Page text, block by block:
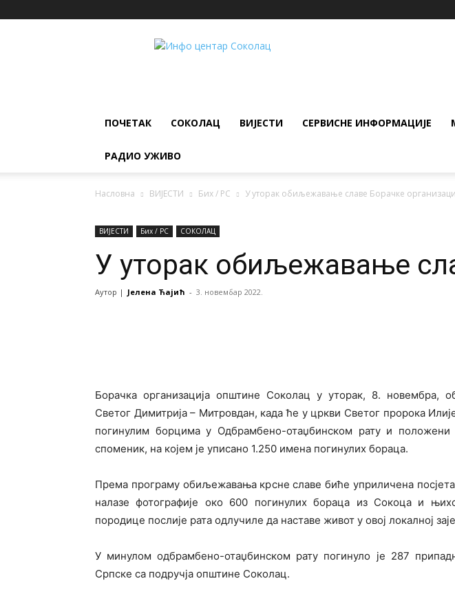
ИНФО
ПОЧЕТАК СОКОЛАЦ ВИЈЕСТИ СЕРВИСНЕ ИНФОРМАЦИЈЕ
РАДИО УЖИВО
Насловна ВИЈЕСТИ Бих / РС У уторак обиљежавање славе Борачке
ВИЈЕСТИ Бих / РС СОКОЛАЦ
У уторак обиљежавање
Аутор | Јелена Ћајић - 3. новембар 2022.
Борачка организација општине Соколац у уторак, 8. новембра,
Светог Димитрија – Митровдан, када ће у цркви Светог пророка
погинулим борцима у Одбрамбено-отаџбинском рату и положени
споменик, на којем је уписано 1.250 имена погинулих бораца.
Према програму обиљежавања крсне славе биће уприличена посјета
налазе фотографије око 600 погинулих бораца из Сокоца и
породице послије рата одлучиле да наставе живот у овој локалној
У минулом одбрамбено-отаџбинском рату погинуло је 287
Српске са подручја општине Соколац.